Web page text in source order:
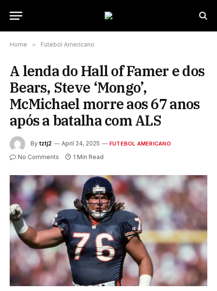
Home » Futebol Americano
A lenda do Hall of Famer e dos
Bears, Steve ‘Mongo’,
McMichael morre aos 67 anos
após a batalha com ALS
By tztj2 April 24, 2025 FUTEBOL AMERICANO
No Comments 1 Min Read